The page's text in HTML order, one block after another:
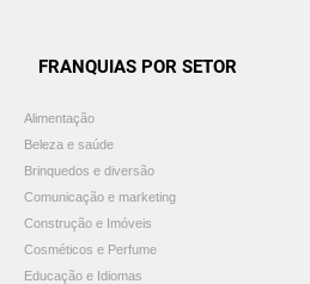
FRANQUIAS POR SETOR
Alimentação
Beleza e saúde
Brinquedos e diversão
Comunicação e marketing
Construção e Imóveis
Cosméticos e Perfume
Educação e Idiomas